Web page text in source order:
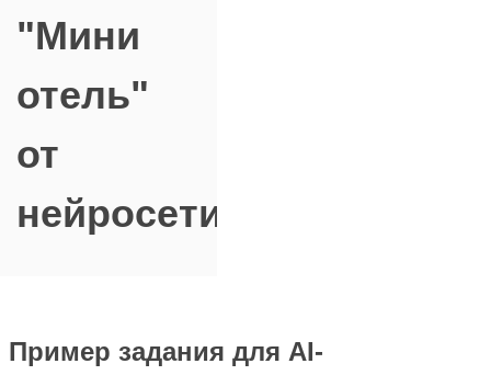
"Мини
отель"
от
нейросети
Пример задания для AI-